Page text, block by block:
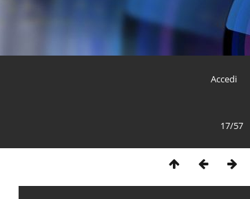
Accedi
17/57